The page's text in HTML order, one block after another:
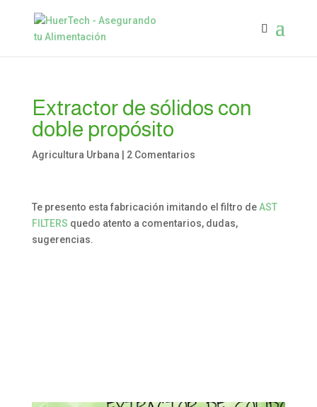
Extractor de sólidos con
doble propósito
Agricultura Urbana 2 Comentarios
Te presento esta fabricación imitando el filtro deAST
FILTERS quedo atento a comentarios, dudas,
sugerencias.